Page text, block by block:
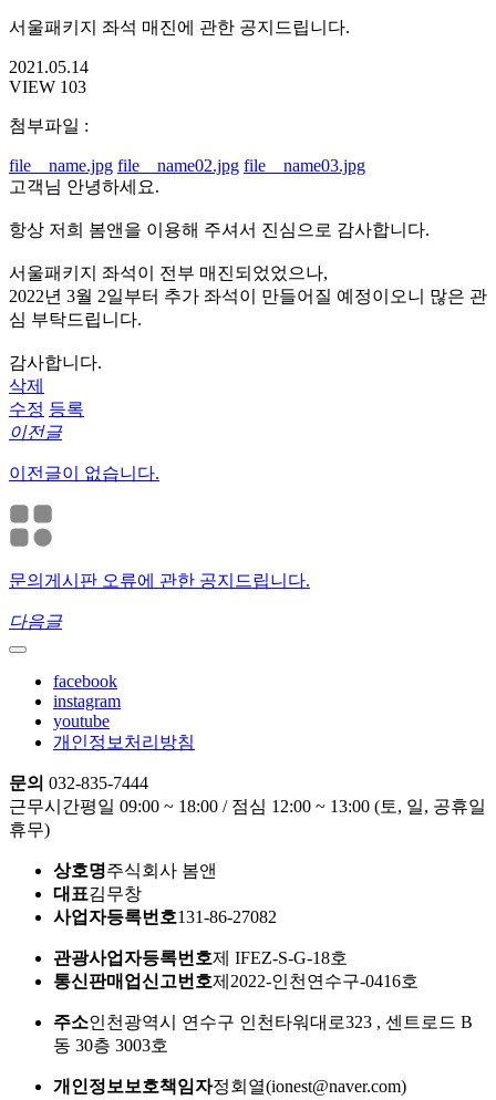
서울패키지 좌석 매진에 관한 공지드립니다.
2021.05.14
VIEW 103
첨부파일 :
file__name.jpg file__name02.jpg file__name03.jpg
고객님 안녕하세요.
항상 저희 봄앤을 이용해 주셔서 진심으로 감사합니다.
서울패키지 좌석이 전부 매진되었었으나,
2022년 3월 2일부터 추가 좌석이 만들어질 예정이오니 많은 관
심 부탁드립니다.
감사합니다.
삭제
수정 등록
이전글
이전글이 없습니다.
문의게시판 오류에 관한 공지드립니다.
다음글
facebook
instagram
youtube
개인정보처리방침
문의 032-835-7444
근무시간평일 09:00 ~ 18:00 / 점심 12:00 ~ 13:00 (토, 일, 공휴일
휴무)
상호명주식회사 봄앤
대표김무창
사업자등록번호131-86-27082
관광사업자등록번호제 IFEZ-S-G-18호
통신판매업신고번호제2022-인천연수구-0416호
주소인천광역시 연수구 인천타워대로323 , 센트로드 B
동 30층 3003호
개인정보보호책임자정회열(ionest@naver.com)